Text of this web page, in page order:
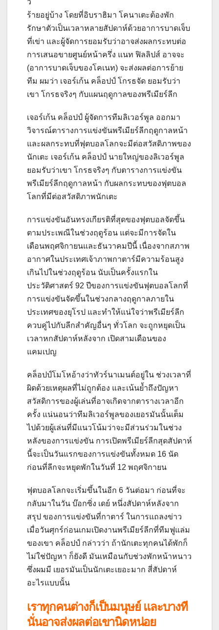
ว
ร้ายอยู่บ้าง โดยที่อิบราฮิมา โคนาเตะต้องพัก
รักษาตัวเป็นเวลาหลายสัปดาห์ด้วยอาการบาดเจ็บ
ที่เข่า และผู้จัดการยอมรับว่าอาจส่งผลกระทบต่อ
การเสนอขายศูนย์หน้าครึ่ง แนท ฟิลลิปส์ อาจจะ
(อาการบาดเจ็บของโคเนท) จะส่งผลต่อการย้าย
ทีม ผมว่า เจอร์เก้น คล็อปป์ โกรธจัด ยอมรับว่า
เขา โกรธจริงๆ กับแผนฤดูกาลของพรีเมียร์ลีก
เจอร์เก้น คล็อปป์ ผู้จัดการทีมลิเวอร์พูล ออกมา
วิจารณ์ตารางการแข่งขันพรีเมียร์ลีกฤดูกาลหน้า
และผลกระทบที่ฟุตบอลโลกจะมีต่อสวัสดิภาพของ
นักเตะ เจอร์เก้น คล็อปป์ นายใหญ่ของลิเวอร์พูล
ยอมรับว่าเขา โกรธจริงๆ กับตารางการแข่งขัน
พรีเมียร์ลีกฤดูกาลหน้า กับผลกระทบของฟุตบอล
โลกที่มีต่อสวัสดิภาพนักเตะ
การแข่งขันอันทรงเกียรติที่สุดของฟุตบอลจัดขึ้น
ตามประเพณีในช่วงฤดูร้อน แต่จะมีการจัดใน
เดือนพฤศจิกายนและธันวาคมปีนี้ เนื่องจากสภาพ
อากาศในประเทศเจ้าภาพกาตาร์มีความร้อนสูง
เกินไปในช่วงฤดูร้อน นับเป็นครั้งแรกใน
ประวัติศาสตร์ 92 ปีของการแข่งขันฟุตบอลโลกที่
การแข่งขันจัดขึ้นในช่วงกลางฤดูกาลภายใน
ประเทศของยุโรป และทำให้แน่ใจว่าพรีเมียร์ลีก
ควบคู่ไปกับลีกสำคัญอื่นๆ ทั่วโลก จะถูกหยุดเป็น
เวลาหกสัปดาห์หลังจาก เปิดสามเดือนของ
แคมเปญ
คล็อปป์โมโหอ้างว่าทัวร์นาเมนต์อยู่ใน ช่วงเวลาที่
ผิดด้วยเหตุผลที่ไม่ถูกต้อง และเน้นย้ำถึงปัญหา
สวัสดิการของผู้เล่นที่อาจเกิดจากตารางเวลาอีก
ครั้ง แน่นอนว่าทีมลิเวอร์พูลของเยอรมันนั้นเต็ม
ไปด้วยผู้เล่นที่มีแนวโน้มว่าจะมีส่วนร่วมในช่วง
หลังของการแข่งขัน การเปิดพรีเมียร์ลีกสุดสัปดาห์
นี้จะเป็นวันแรกของการแข่งขันทั้งหมด 16 นัด
ก่อนที่ลีกจะหยุดพักในวันที่ 12 พฤศจิกายน
ฟุตบอลโลกจะเริ่มขึ้นในอีก 6 วันต่อมา ก่อนที่จะ
กลับมาในวัน บ๊อกซิ่ง เดย์ หนึ่งสัปดาห์หลังจาก
สรุป ของการแข่งขันที่กาตาร์ ในการแถลงข่าว
เมื่อวันศุกร์ก่อนเกมเปิดงานพรีเมียร์ลีกที่ทีมฟูแล่ม
ของเขา คล็อปป์ กล่าวว่า ถ้านักเตะทุกคนได้พักก็
ไม่ใช่ปัญหา ก็ยังดี มันเหมือนกับช่วงพักหน้าหนาว
ซึ่งผมมี เยอรมันเป็นนักเตะเยอะมาก สี่สัปดาห์
อะไรแบบนั้น
เราทุกคนต่างก็เป็นมนุษย์ และบางที
นั่นอาจส่งผลต่อเขานิดหน่อย